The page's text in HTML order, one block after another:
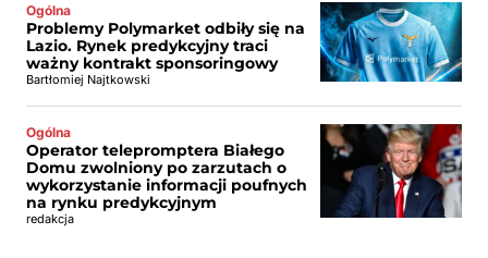
Ogólna
Problemy Polymarket odbiły się na
Lazio. Rynek predykcyjny traci
ważny kontrakt sponsoringowy
Bartłomiej Najtkowski
Ogólna
Operator telepromptera Białego
Domu zwolniony po zarzutach o
wykorzystanie informacji poufnych
na rynku predykcyjnym
redakcja